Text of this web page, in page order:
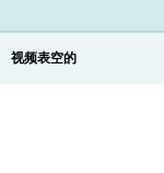
视频表空的